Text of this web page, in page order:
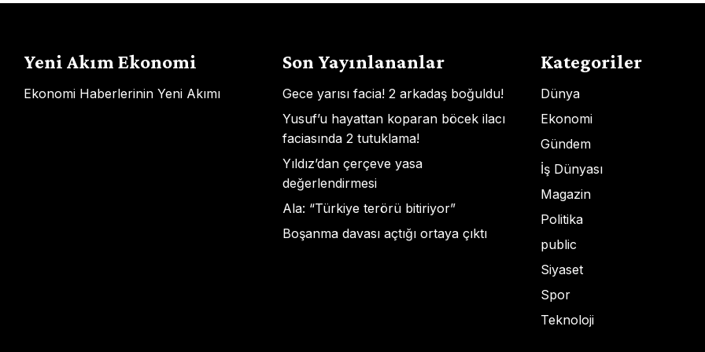
Yeni Akım Ekonomi
Ekonomi Haberlerinin Yeni Akımı
Son Yayınlananlar
Gece yarısı facia! 2 arkadaş boğuldu!
Yusuf’u hayattan koparan böcek ilacı
faciasında 2 tutuklama!
Yıldız’dan çerçeve yasa
değerlendirmesi
Ala: “Türkiye terörü bitiriyor”
Boşanma davası açtığı ortaya çıktı
Kategoriler
Dünya
Ekonomi
Gündem
İş Dünyası
Magazin
Politika
public
Siyaset
Spor
Teknoloji